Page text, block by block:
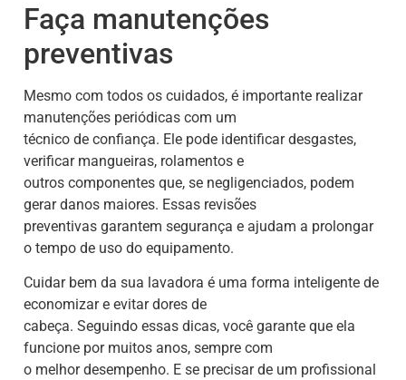
Faça manutenções
preventivas
Mesmo com todos os cuidados, é importante realizar
manutenções periódicas com um
técnico de confiança. Ele pode identificar desgastes,
verificar mangueiras, rolamentos e
outros componentes que, se negligenciados, podem
gerar danos maiores. Essas revisões
preventivas garantem segurança e ajudam a prolongar
o tempo de uso do equipamento.
Cuidar bem da sua lavadora é uma forma inteligente de
economizar e evitar dores de
cabeça. Seguindo essas dicas, você garante que ela
funcione por muitos anos, sempre com
o melhor desempenho. E se precisar de um profissional